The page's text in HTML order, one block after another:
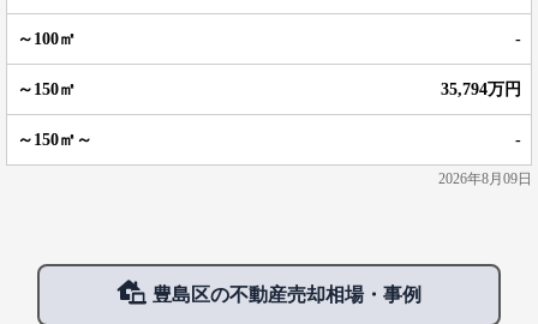
-
35,794万円
-
2026年8月09日
豊島区の不動産売却相場・事例